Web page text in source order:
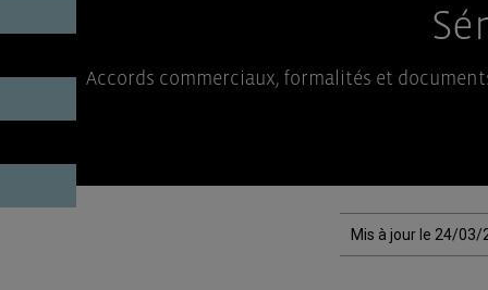
Accords commerciaux, formalités et
Mis à jour le 24/03/